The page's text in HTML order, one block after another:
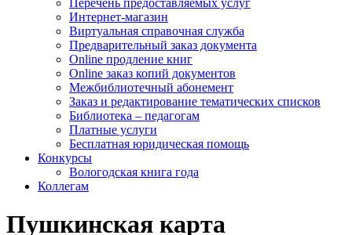
Перечень предоставляемых услуг
Интернет-магазин
Виртуальная справочная служба
Предварительный заказ документа
Online продление книг
Online заказ копий документов
Межбиблиотечный абонемент
Заказ и редактирование тематических списков
Библиотека – педагогам
Платные услуги
Бесплатная юридическая помощь
Конкурсы
Вологодская книга года
Коллегам
Пушкинская карта